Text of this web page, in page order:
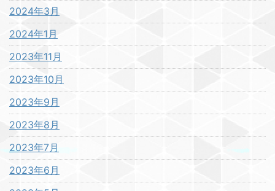
2024年3月
2024年1月
2023年11月
2023年10月
2023年9月
2023年8月
2023年7月
2023年6月